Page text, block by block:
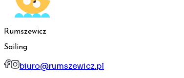
Rumszewicz
Sailing
biuro@rumszewicz.pl